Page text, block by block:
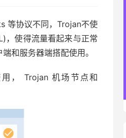
等协议不同，Trojan不使
，使得流量看起来与正常
和服务器端搭配使用。
， Trojan 机场节点和